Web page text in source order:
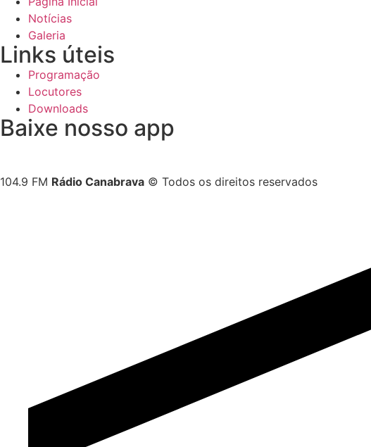
Notícias
Galeria
Links úteis
Programação
Locutores
Downloads
Baixe nosso app
104.9 FM Rádio Canabrava © Todos os direitos reservados